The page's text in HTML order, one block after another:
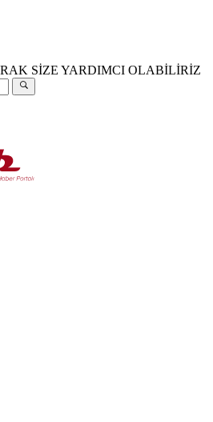
SİZE YARDIMCI OLABİLİRİZ